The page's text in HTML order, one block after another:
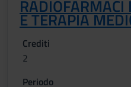
RADIOFARMACI
E TERAPIA
Crediti
2
Periodo